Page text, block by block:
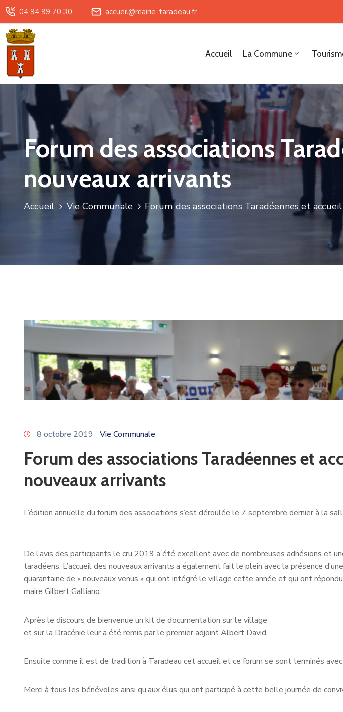
04 94 99 70 30 accueil@mairie-taradeau.fr
Accueil La Commune
Forum des associations
nouveaux arrivants
Accueil Vie Communale Forum des associations Taradéennes et
8 octobre 2019 Vie Communale
Forum des associations Taradéennes et
nouveaux arrivants
L’édition annuelle du forum des associations s’est déroulée le 7 septembre dernier à la
De l’avis des participants le cru 2019 a été excellent avec de nombreuses adhésions et
taradéens. L’accueil des nouveaux arrivants a également fait le plein avec la présence d’une
quarantaine de « nouveaux venus » qui ont intégré le village cette année et qui ont
maire Gilbert Galliano.
Après le discours de bienvenue un kit de documentation sur le village
et sur la Dracénie leur a été remis par le premier adjoint Albert David.
Ensuite comme il est de tradition à Taradeau cet accueil et ce forum se sont terminés
Merci à tous les bénévoles ainsi qu’aux élus qui ont participé à cette belle journée de